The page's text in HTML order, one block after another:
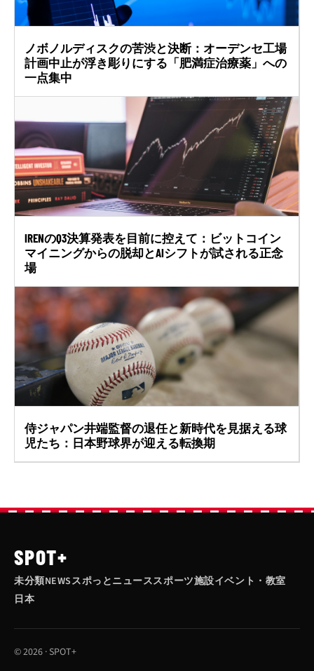
ノボノルディスクの苦渋と決断：オーデンセ工場
計画中止が浮き彫りにする「肥満症治療薬」への
一点集中
IRENのQ3決算発表を目前に控えて：ビットコイン
マイニングからの脱却とAIシフトが試される正念
場
侍ジャパン井端監督の退任と新時代を見据える球
児たち：日本野球界が迎える転換期
SPOT+
未分類NEWSスポっとニューススポーツ施設イベント・教室
日本
© 2026 · SPOT+